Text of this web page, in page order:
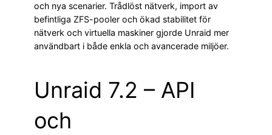
och nya scenarier. Trådlöst nätverk, import av
befintliga ZFS-pooler och ökad stabilitet för
nätverk och virtuella maskiner gjorde Unraid mer
användbart i både enkla och avancerade miljöer.
Unraid 7.2 – API
och